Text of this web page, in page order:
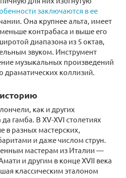
заключаются в ее
Она крупнее альта, имеет
контрабаса и выше его
диапазона из 5 октав,
звуком. Инструмент
музыкальных произведений
драматических коллизий.
как и других
гамба. В XV-XVI столетиях
в разных мастерских,
и даже числом струн.
мастерам из Италии —
и другим в конце XVII века
классическим эталоном